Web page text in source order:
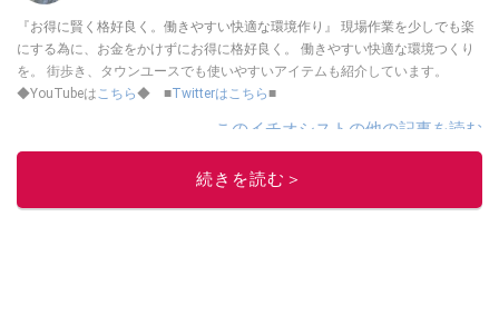
『お得に賢く格好良く。働きやすい快適な環境作り』 現場作業を少しでも楽
にする為に、お金をかけずにお得に格好良く。 働きやすい快適な環境つくり
を。 街歩き、タウンユースでも使いやすいアイテムも紹介しています。
◆YouTubeはこちら◆ ■Twitterはこちら■
このイチオシストの他の記事を読む
続きを読む＞